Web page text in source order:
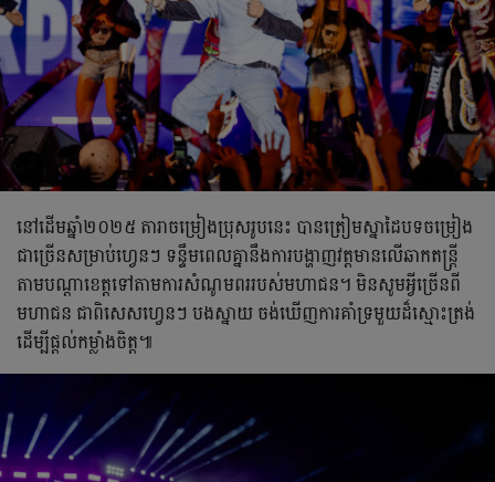
នៅដើមឆ្នាំ២០២៥ តារាចម្រៀងប្រុសរូបនេះ បានត្រៀមស្នាដៃបទចម្រៀង
ជាច្រើនសម្រាប់ហ្វេនៗ ទន្ទឹមពេលគ្នានឹងការបង្ហាញវត្តមានលើឆាកតន្រ្តី
តាមបណ្តាខេត្តទៅតាមការសំណូមពររបស់មហាជន។ មិនសូមអ្វីច្រើនពី
មហាជន ជាពិសេសហ្វេនៗ បងស្នាយ ចង់ឃើញការគាំទ្រមួយដ៏ស្មោះត្រង់
ដើម្បីផ្ដល់កម្លាំងចិត្ដ៕